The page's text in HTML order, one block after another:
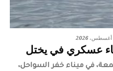
عسكري في يختل
في ميناء خفر السواحل،